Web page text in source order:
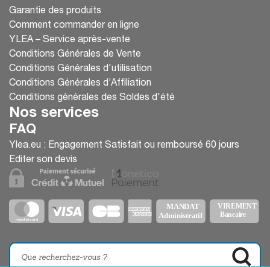
Garantie des produits
Comment commander en ligne
YLEA – Service après-vente
Conditions Générales de Vente
Conditions Générales d'utilisation
Conditions Générales d’Affiliation
Conditions générales des Soldes d'été
Nos services
FAQ
Ylea.eu : Engagement Satisfait ou remboursé 60 jours
Editer son devis